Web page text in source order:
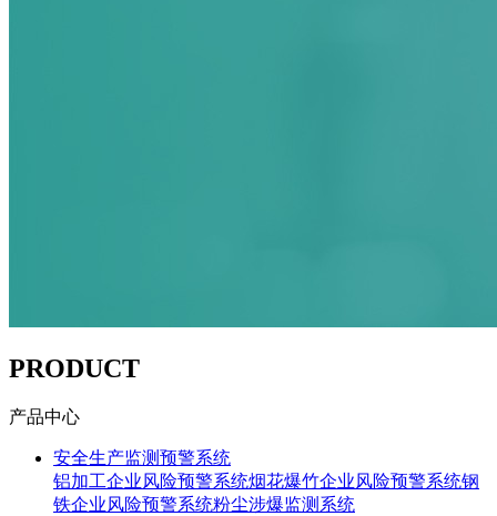
PRODUCT
产品中心
安全生产监测预警系统
铝加工企业风险预警系统烟花爆竹企业风险预警系统钢
铁企业风险预警系统粉尘涉爆监测系统